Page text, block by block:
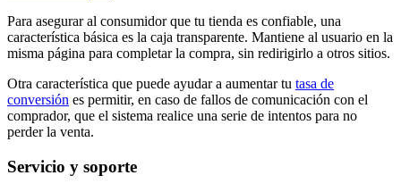
Para asegurar al consumidor que tu tienda es confiable, una
característica básica es la caja transparente. Mantiene al usuario en la
misma página para completar la compra, sin redirigirlo a otros sitios.
Otra característica que puede ayudar a aumentar tu tasa de
conversión es permitir, en caso de fallos de comunicación con el
comprador, que el sistema realice una serie de intentos para no
perder la venta.
Servicio y soporte